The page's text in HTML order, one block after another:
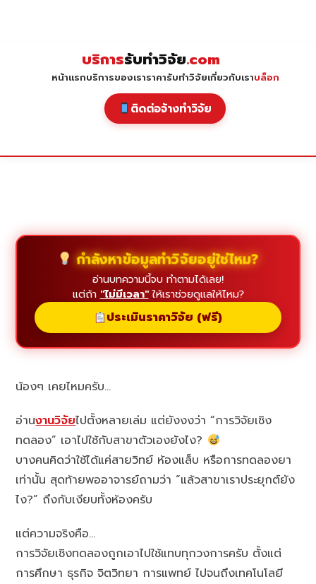
บริการรับทำวิจัย.com
หน้าแรกบริการของเราราคารับทำวิจัยเกี่ยวกับเราบล็อก
ติดต่อจ้างทำวิจัย
กำลังหาข้อมูลทำวิจัยอยู่ใช่ไหม?
อ่านบทความนี้จบ ทำตามได้เลย!
แต่ถ้า "ไม่มีเวลา"ให้เราช่วยดูแลให้ไหม?
ประเมินราคาวิจัย (ฟรี)
น้องๆ เคยไหมครับ…
อ่านงานวิจัยไปตั้งหลายเล่ม แต่ยังงงว่า “การวิจัยเชิง
ทดลอง” เอาไปใช้กับสาขาตัวเองยังไง?
บางคนคิดว่าใช้ได้แค่สายวิทย์ ห้องแล็บ หรือการทดลองยา
เท่านั้น สุดท้ายพออาจารย์ถามว่า “แล้วสาขาเราประยุกต์ยัง
ไง?” ถึงกับเงียบทั้งห้องครับ
แต่ความจริงคือ…
การวิจัยเชิงทดลองถูกเอาไปใช้แทบทุกวงการครับ ตั้งแต่
การศึกษา ธุรกิจ จิตวิทยา การแพทย์ ไปจนถึงเทคโนโลยี